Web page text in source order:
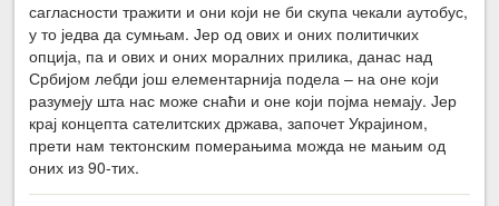
сагласности тражити и они који не би скупа чекали аутобус,
у то једва да сумњам. Јер од ових и оних политичких
опција, па и ових и оних моралних прилика, данас над
Србијом лебди још елементарнија подела – на оне који
разумеју шта нас може снаћи и оне који појма немају. Јер
крај концепта сателитских држава, започет Украјином,
прети нам тектонским померањима можда не мањим од
оних из 90-тих.